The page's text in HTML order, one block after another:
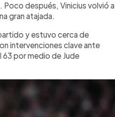
Poco después, Vinicius volvió a
gran atajada.
y estuvo cerca de
intervenciones clave ante
63 por medio de Jude